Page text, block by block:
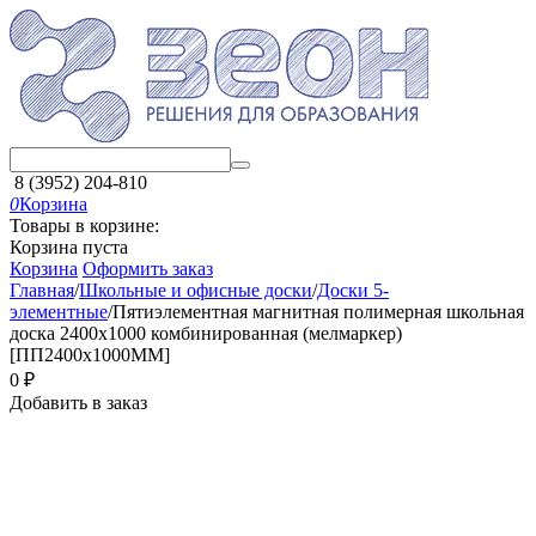
8 (3952) 204-810
0Корзина
Товары в корзине:
Корзина пуста
Корзина Оформить заказ
Главная/Школьные и офисные доски/Доски 5-
элементные/Пятиэлементная магнитная полимерная школьная
доска 2400х1000 комбинированная (мелмаркер)
[ПП2400х1000ММ]
‍0‍ ₽
Добавить в заказ